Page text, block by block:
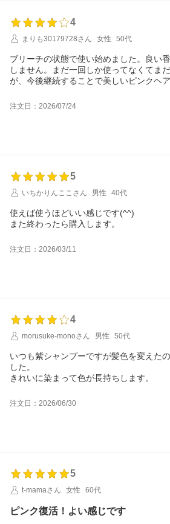
4
まりも30179728さん
女性 50代
ブリーチの状態で使い始めました。良い
しません。まだ一回しか使ってなくてま
が、今後継続することで美しいピンクヘ
注文日：2026/07/24
5
いちかりんここさん
男性 40代
使えば使うほどいい感じです(^^)
また終わったら購入します。
注文日：2026/03/11
4
morusuke-monoさん
男性 50代
いつも紫シャンプーですが髪色を変えた
した。
きれいに染まって色が長持ちします。
注文日：2026/06/30
5
t-mamaさん
女性 60代
ピンク復活！よい感じです